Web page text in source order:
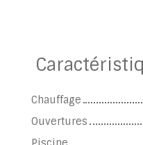
Chauffage
Ouvertures